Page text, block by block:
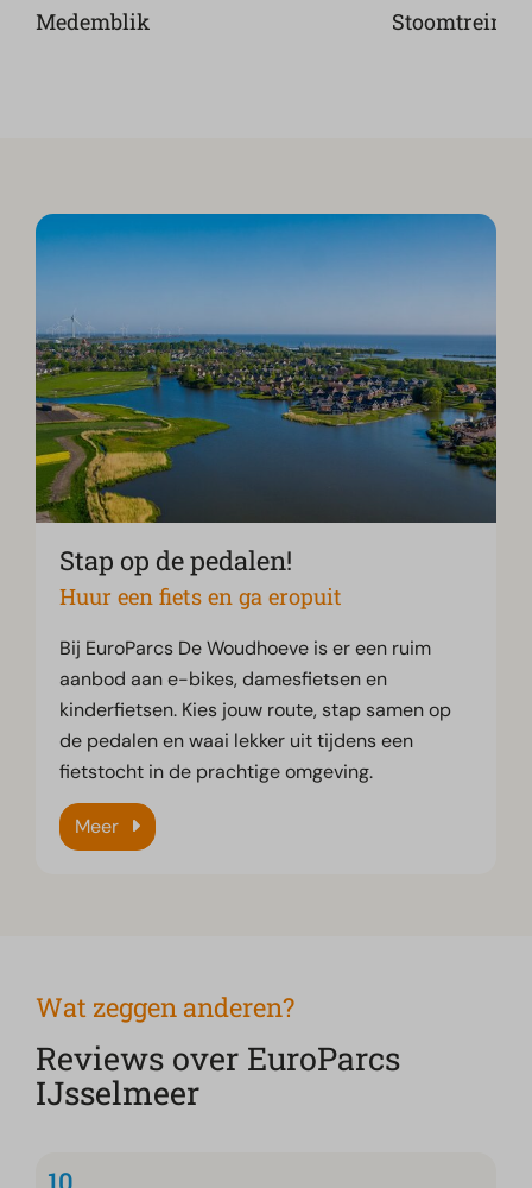
Medemblik Stoomtrein
Stap op de pedalen!
Huur een fiets en ga eropuit
Bij EuroParcs De Woudhoeve is er een ruim
aanbod aan e-bikes, damesfietsen en
kinderfietsen. Kies jouw route, stap samen op
de pedalen en waai lekker uit tijdens een
fietstocht in de prachtige omgeving.
Meer
Wat zeggen anderen?
Reviews over EuroParcs
IJsselmeer